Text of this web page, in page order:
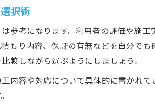
択術
参考になります。利用者の評価や施
もり内容、保証の有無などを自分で
較しながら選ぶようにしましょう。
内容や対応について具体的に書かれ